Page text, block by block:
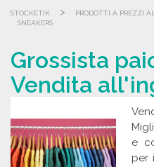
STOCKETIK > PRODOTTI A PREZZI
SNEAKERS
Grossista
Vendita
e
per